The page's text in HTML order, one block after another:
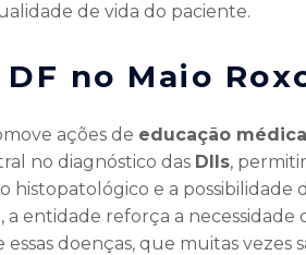
de vida do paciente.
no Maio
ações de educação médica
no diagnóstico das DIIs,
histopatológico e a possibilidade
a entidade reforça a
doenças, que muitas vezes